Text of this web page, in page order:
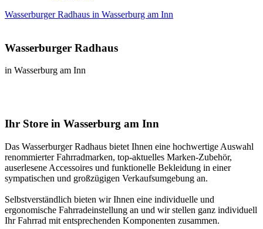
Wasserburger Radhaus in Wasserburg am Inn
Wasserburger Radhaus
in Wasserburg am Inn
Ihr Store in Wasserburg am Inn
Das Wasserburger Radhaus bietet Ihnen eine hochwertige Auswahl
renommierter Fahrradmarken, top-aktuelles Marken-Zubehör,
auserlesene Accessoires und funktionelle Bekleidung in einer
sympatischen und großzügigen Verkaufsumgebung an.
Selbstverständlich bieten wir Ihnen eine individuelle und
ergonomische Fahrradeinstellung an und wir stellen ganz individuell
Ihr Fahrrad mit entsprechenden Komponenten zusammen.